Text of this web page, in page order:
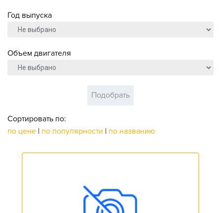
Год выпуска
Объем двигателя
Подобрать
Сортировать по:
по цене | по популярности | по названию